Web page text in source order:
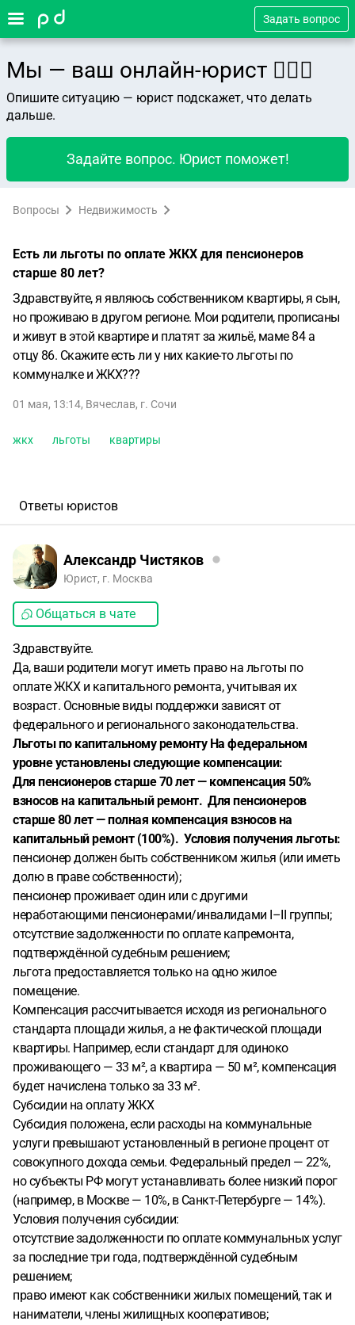
Задать вопрос
Мы — ваш онлайн-юрист 👨🏻‍⚖️
Опишите ситуацию — юрист подскажет, что делать
дальше.
Задайте вопрос. Юрист поможет!
Вопросы Недвижимость
Есть ли льготы по оплате ЖКХ для пенсионеров
старше 80 лет?
Здравствуйте, я являюсь собственником квартиры, я сын,
но проживаю в другом регионе. Мои родители, прописаны
и живут в этой квартире и платят за жильё, маме 84 а
отцу 86. Скажите есть ли у них какие-то льготы по
коммуналке и ЖКХ???
01 мая, 13:14, Вячеслав, г. Сочи
жкх льготы квартиры
Ответы юристов
Александр Чистяков
Юрист, г. Москва
Общаться в чате
Здравствуйте.
Да, ваши родители могут иметь право на льготы по
оплате ЖКХ и капитального ремонта, учитывая их
возраст. Основные виды поддержки зависят от
федерального и регионального законодательства.
Льготы по капитальному ремонту На федеральном
уровне установлены следующие компенсации:
Для пенсионеров старше 70 лет — компенсация 50%
взносов на капитальный ремонт. Для пенсионеров
старше 80 лет — полная компенсация взносов на
капитальный ремонт (100%). Условия получения льготы:
пенсионер должен быть собственником жилья (или иметь
долю в праве собственности);
пенсионер проживает один или с другими
неработающими пенсионерами/инвалидами I–II группы;
отсутствие задолженности по оплате капремонта,
подтверждённой судебным решением;
льгота предоставляется только на одно жилое
помещение.
Компенсация рассчитывается исходя из регионального
стандарта площади жилья, а не фактической площади
квартиры. Например, если стандарт для одиноко
проживающего — 33 м², а квартира — 50 м², компенсация
будет начислена только за 33 м².
Субсидии на оплату ЖКХ
Субсидия положена, если расходы на коммунальные
услуги превышают установленный в регионе процент от
совокупного дохода семьи. Федеральный предел — 22%,
но субъекты РФ могут устанавливать более низкий порог
(например, в Москве — 10%, в Санкт-Петербурге — 14%).
Условия получения субсидии:
отсутствие задолженности по оплате коммунальных услуг
за последние три года, подтверждённой судебным
решением;
право имеют как собственники жилых помещений, так и
наниматели, члены жилищных кооперативов;